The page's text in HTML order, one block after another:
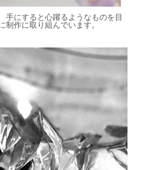
にすると心躍るようなものを目
制作に取り組んでいます。